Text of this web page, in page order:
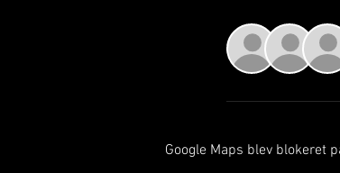
Google Maps blev blokeret